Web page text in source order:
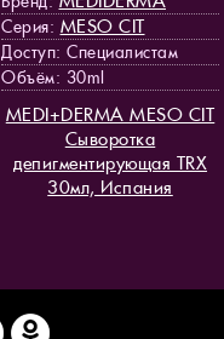
Серия: MESO СIT
Доступ: Специалистам
Объём: 30ml
MEDI+DERMA MESO СIT
Сыворотка
депигментирующая TRX
30мл, Испания